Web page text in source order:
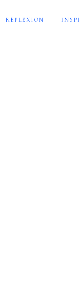
RÉFLEXION